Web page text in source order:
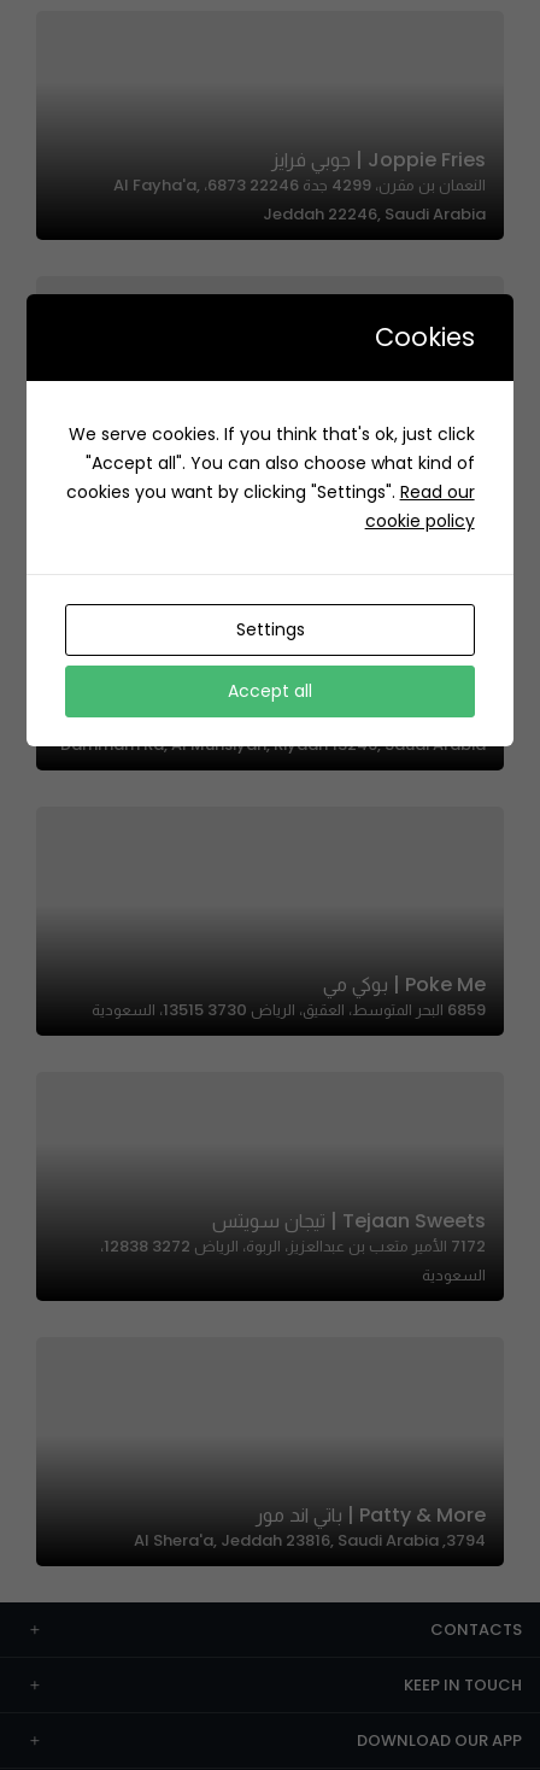
Joppie Fries | جوبي فرايز
النعمان بن مقرن، 4299 جدة 22246 6873، Al Fayha'a,
Jeddah 22246, Saudi Arabia
Goodies Selections – غووديز
3465 طريق الامير محمد بن عبدالعزيز الفرعي، السليمانية، الرياض
12223 8435، السعودية
Rio Broast – ريو بروست
Dammam Rd, Al Munsiyah, Riyadh 13246, Saudi Arabia
Poke Me | بوكي مي
6859 البحر المتوسط، العقيق، الرياض 13515 3730، السعودية
Tejaan Sweets | تيجان سويتس
7172 الأمير متعب بن عبدالعزيز، الربوة، الرياض 12838 3272،
السعودية
Patty & More | باتي اند مور
3794, Al Shera'a, Jeddah 23816, Saudi Arabia
CONTACTS
KEEP IN TOUCH
DOWNLOAD OUR APP
Cookies
We serve cookies. If you think that's ok, just click
"Accept all". You can also choose what kind of
cookies you want by clicking "Settings". Read our
cookie policy
Settings
Accept all